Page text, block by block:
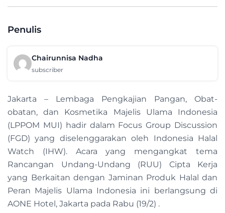
Penulis
Chairunnisa Nadha
subscriber
Jakarta – Lembaga Pengkajian Pangan, Obat-
obatan, dan Kosmetika Majelis Ulama Indonesia
(LPPOM MUI) hadir dalam Focus Group Discussion
(FGD) yang diselenggarakan oleh Indonesia Halal
Watch (IHW). Acara yang mengangkat tema
Rancangan Undang-Undang (RUU) Cipta Kerja
yang Berkaitan dengan Jaminan Produk Halal dan
Peran Majelis Ulama Indonesia ini berlangsung di
AONE Hotel, Jakarta pada Rabu (19/2) .